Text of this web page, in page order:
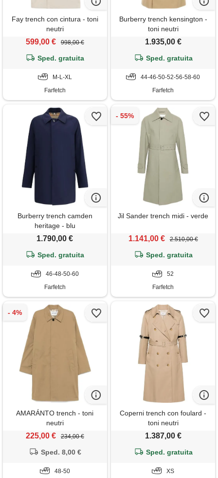
Fay trench con cintura - toni
neutri
599,00 € 998,00 €
Sped. gratuita
M-L-XL
Farfetch
Burberry trench kensington -
toni neutri
1.935,00 €
Sped. gratuita
44-46-50-52-56-58-60
Farfetch
Burberry trench camden
heritage - blu
1.790,00 €
Sped. gratuita
46-48-50-60
Farfetch
Jil Sander trench midi - verde
1.141,00 € 2.510,00 €
Sped. gratuita
52
Farfetch
AMARÁNTO trench - toni
neutri
225,00 € 234,00 €
Sped. 8,00 €
48-50
Coperni trench con foulard -
toni neutri
1.387,00 €
Sped. gratuita
XS